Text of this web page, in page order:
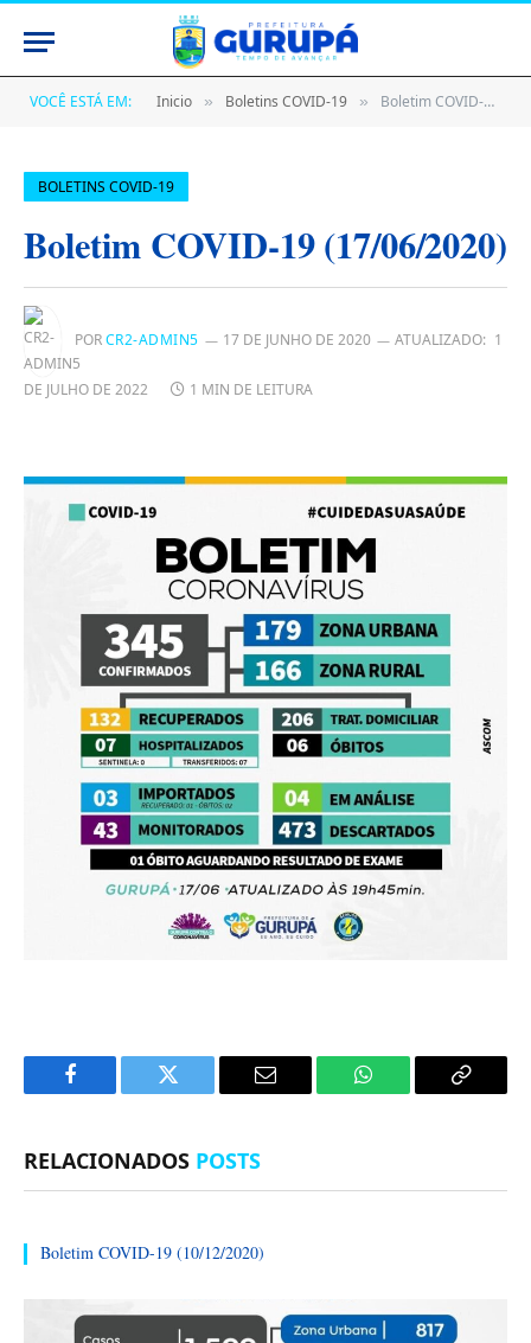
VOCÊ ESTÁ EM: Inicio » Boletins COVID-19 » Boletim COVID-19 (17/06/2020)
BOLETINS COVID-19
Boletim COVID-19 (17/06/2020)
PORCR2-ADMIN5 17 DE JUNHO DE 2020 ATUALIZADO: 1
DE JULHO DE 2022 1 MIN DE LEITURA
Facebook Twitter
E-
WhatsApp Copiar
RELACIONADOS POSTS
Boletim COVID-19 (10/12/2020)